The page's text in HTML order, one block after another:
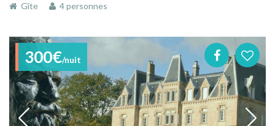
Gîte
4 personnes
300€/nuit